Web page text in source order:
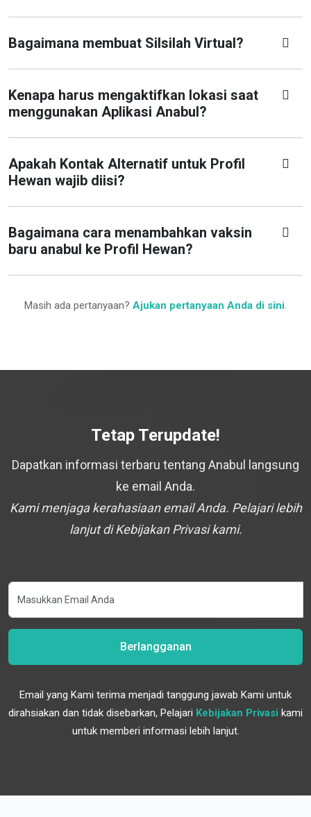
Bagaimana membuat Silsilah Virtual?
Kenapa harus mengaktifkan lokasi saat
menggunakan Aplikasi Anabul?
Apakah Kontak Alternatif untuk Profil
Hewan wajib diisi?
Bagaimana cara menambahkan vaksin
baru anabul ke Profil Hewan?
Masih ada pertanyaan? Ajukan pertanyaan Anda di sini.
Tetap Terupdate!
Dapatkan informasi terbaru tentang Anabul langsung
ke email Anda.
Kami menjaga kerahasiaan email Anda. Pelajari lebih
lanjut di Kebijakan Privasi kami.
Berlangganan
Email yang Kami terima menjadi tanggung jawab Kami untuk
dirahsiakan dan tidak disebarkan, Pelajari Kebijakan Privasi kami
untuk memberi informasi lebih lanjut.